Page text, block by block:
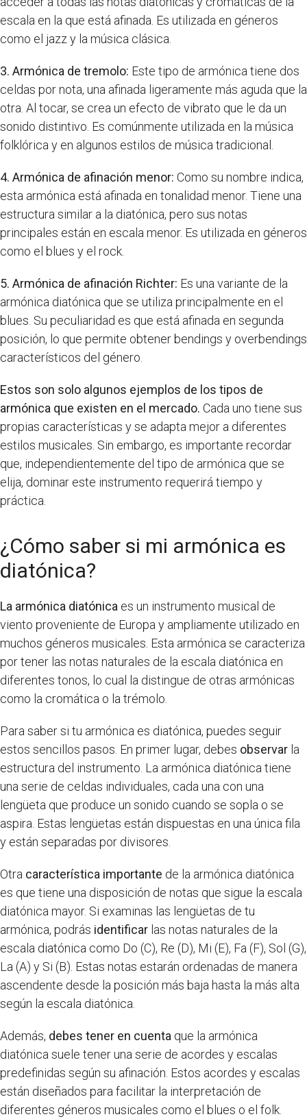
escala en la que está afinada. Es utilizada en géneros
como el jazz y la música clásica.
3. Armónica de tremolo: Este tipo de armónica tiene dos
celdas por nota, una afinada ligeramente más aguda que la
otra. Al tocar, se crea un efecto de vibrato que le da un
sonido distintivo. Es comúnmente utilizada en la música
folklórica y en algunos estilos de música tradicional.
4. Armónica de afinación menor: Como su nombre indica,
esta armónica está afinada en tonalidad menor. Tiene una
estructura similar a la diatónica, pero sus notas
principales están en escala menor. Es utilizada en géneros
como el blues y el rock.
5. Armónica de afinación Richter: Es una variante de la
armónica diatónica que se utiliza principalmente en el
blues. Su peculiaridad es que está afinada en segunda
posición, lo que permite obtener bendings y overbendings
característicos del género.
Estos son solo algunos ejemplos de los tipos de
armónica que existen en el mercado. Cada uno tiene sus
propias características y se adapta mejor a diferentes
estilos musicales. Sin embargo, es importante recordar
que, independientemente del tipo de armónica que se
elija, dominar este instrumento requerirá tiempo y
práctica.
¿Cómo saber si mi armónica es
diatónica?
La armónica diatónica es un instrumento musical de
viento proveniente de Europa y ampliamente utilizado en
muchos géneros musicales. Esta armónica se caracteriza
por tener las notas naturales de la escala diatónica en
diferentes tonos, lo cual la distingue de otras armónicas
como la cromática o la trémolo.
Para saber si tu armónica es diatónica, puedes seguir
estos sencillos pasos. En primer lugar, debes observar la
estructura del instrumento. La armónica diatónica tiene
una serie de celdas individuales, cada una con una
lengüeta que produce un sonido cuando se sopla o se
aspira. Estas lengüetas están dispuestas en una única fila
y están separadas por divisores.
Otra característica importante de la armónica diatónica
es que tiene una disposición de notas que sigue la escala
diatónica mayor. Si examinas las lengüetas de tu
armónica, podrás identificar las notas naturales de la
escala diatónica como Do (C), Re (D), Mi (E), Fa (F), Sol (G),
La (A) y Si (B). Estas notas estarán ordenadas de manera
ascendente desde la posición más baja hasta la más alta
según la escala diatónica.
Además, debes tener en cuenta que la armónica
diatónica suele tener una serie de acordes y escalas
predefinidas según su afinación. Estos acordes y escalas
están diseñados para facilitar la interpretación de
diferentes géneros musicales como el blues o el folk.